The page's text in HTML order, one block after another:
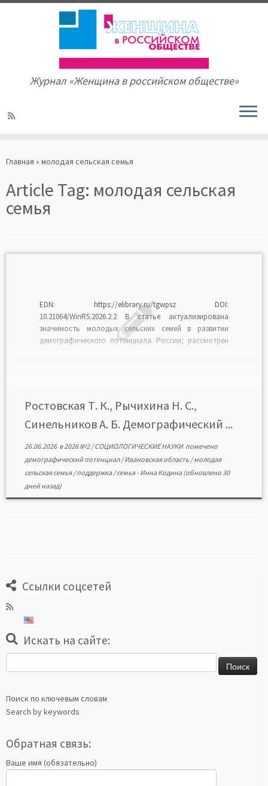
to
Журнал «Женщина в российском обществе»
Главная » молодая сельская семья
Article Tag: молодая сельская
семья
EDN: https://elibrary.ru/tgwpsz DOI:
10.21064/WinRS.2026.2.2 В статье актуализирована
значимость молодых сельских семей в развитии
демографического потенциала России; рассмотрен
основные тенденции современных молодых сельских
семей; описан комплекс государственных и
региональных финансовых и социальных мер, […]
Ростовская Т. К., Рычихина Н. С.,
Синельников А. Б. Демографический ...
26.06.2026в2026 №2/СОЦИОЛОГИЧЕСКИЕ НАУКИ помечено
демографический потенциал/Ивановская область /молодая
сельская семья/поддержка/семья- Инна Кодина(обновлено 30
дней назад)
Ссылки соцсетей
Искать на сайте:
Поиск по ключевым словам
Search by keywords
Обратная связь:
Ваше имя (обязательно)